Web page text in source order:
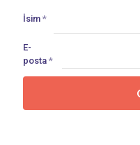
İsim *
E-
posta *